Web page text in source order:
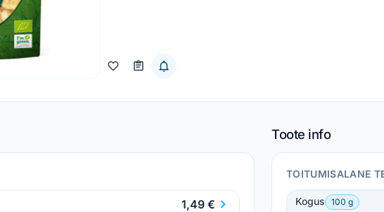
1,49 €
Toote info
TOITUMISALANE
Kogus 100 g